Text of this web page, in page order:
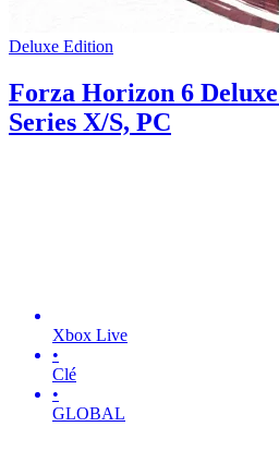
Deluxe Edition
Forza Horizon 6
Series X/S, PC
Xbox Live
•
Clé
•
GLOBAL